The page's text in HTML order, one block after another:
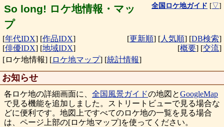
So long! ロケ地情報・マッ
プ
全国ロケ地ガイド [▽]
[年代IDX] [作品IDX]
[俳優IDX] [地域IDX]
[更新順] [人気順] [DB検索]
[概要] [交流]
[ロケ地情報] [ロケ地マップ] [統計情報]
お知らせ
各ロケ地の詳細画面に、 全国風景ガイドの地図とGoogleMap
で見る機能を追加しました。ストリートビューで見る場合な
どに便利です。地図上ですべてのロケ地の一覧を見る場合
は、ページ上部の[ロケ地マップ]を使ってください。